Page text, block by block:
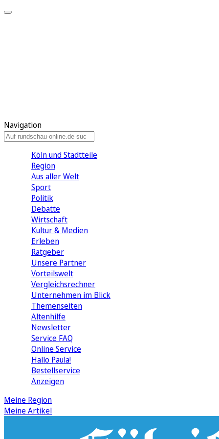
Navigation
Köln und Stadtteile
Region
Aus aller Welt
Sport
Politik
Debatte
Wirtschaft
Kultur & Medien
Erleben
Ratgeber
Unsere Partner
Vorteilswelt
Vergleichsrechner
Unternehmen im Blick
Themenseiten
Altenhilfe
Newsletter
Service FAQ
Online Service
Hallo Paula!
Bestellservice
Anzeigen
Meine Region
Meine Artikel